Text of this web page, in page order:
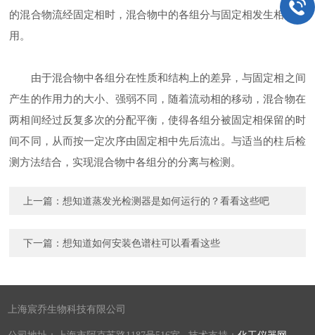
的混合物流经固定相时，混合物中的各组分与固定相发生相互作
用。
由于混合物中各组分在性质和结构上的差异，与固定相之间
产生的作用力的大小、强弱不同，随着流动相的移动，混合物在
两相间经过反复多次的分配平衡，使得各组分被固定相保留的时
间不同，从而按一定次序由固定相中先后流出。与适当的柱后检
测方法结合，实现混合物中各组分的分离与检测。
上一篇：想知道蒸发光检测器是如何运行的？看看这些吧
下一篇：想知道如何安装色谱柱可以看看这些
上海宸乔生物科技有限公司